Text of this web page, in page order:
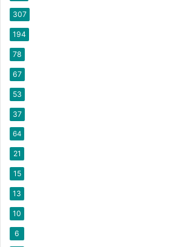
307
194
78
67
53
37
64
21
15
13
10
6